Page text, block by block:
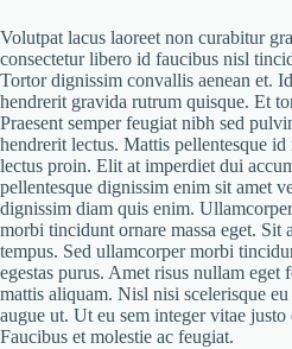
Volutpat lacus laoreet non curabitur
consectetur libero id faucibus nisl
Tortor dignissim convallis aenean et.
hendrerit gravida rutrum quisque. Et
Praesent semper feugiat nibh sed
hendrerit lectus. Mattis pellentesque
lectus proin. Elit at imperdiet dui
pellentesque dignissim enim sit amet
dignissim diam quis enim.
morbi tincidunt ornare massa eget. Sit
tempus. Sed ullamcorper morbi
egestas purus. Amet risus nullam eget
mattis aliquam. Nisl nisi scelerisque
augue ut. Ut eu sem integer vitae justo
Faucibus et molestie ac feugiat.